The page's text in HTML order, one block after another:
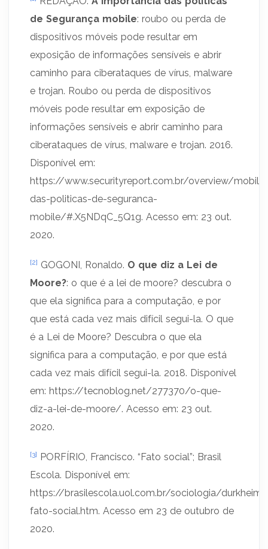
de Segurança mobile: roubo ou perda de
dispositivos móveis pode resultar em
exposição de informações sensíveis e abrir
caminho para ciberataques de vírus, malware
e trojan. Roubo ou perda de dispositivos
móveis pode resultar em exposição de
informações sensíveis e abrir caminho para
ciberataques de vírus, malware e trojan. 2016.
Disponível em:
https://www.securityreport.com.br/overview/
das-politicas-de-seguranca-
mobile/#.X5NDqC_5Q1g. Acesso em: 23 out.
2020.
[2] GOGONI, Ronaldo. O que diz a Lei de
Moore?: o que é a lei de moore? descubra o
que ela significa para a computação, e por
que está cada vez mais difícil segui-la. O que
é a Lei de Moore? Descubra o que ela
significa para a computação, e por que está
cada vez mais difícil segui-la. 2018. Disponível
em: https://tecnoblog.net/277370/o-que-
diz-a-lei-de-moore/. Acesso em: 23 out.
2020.
[3] PORFÍRIO, Francisco. “Fato social”; Brasil
Escola. Disponível em:
https://brasilescola.uol.com.br/sociologia/durkheim-
fato-social.htm. Acesso em 23 de outubro de
2020.